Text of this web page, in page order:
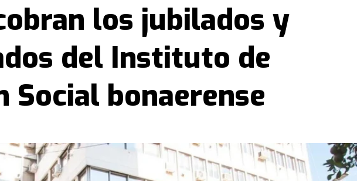
los jubilados y
del Instituto de
Social bonaerense